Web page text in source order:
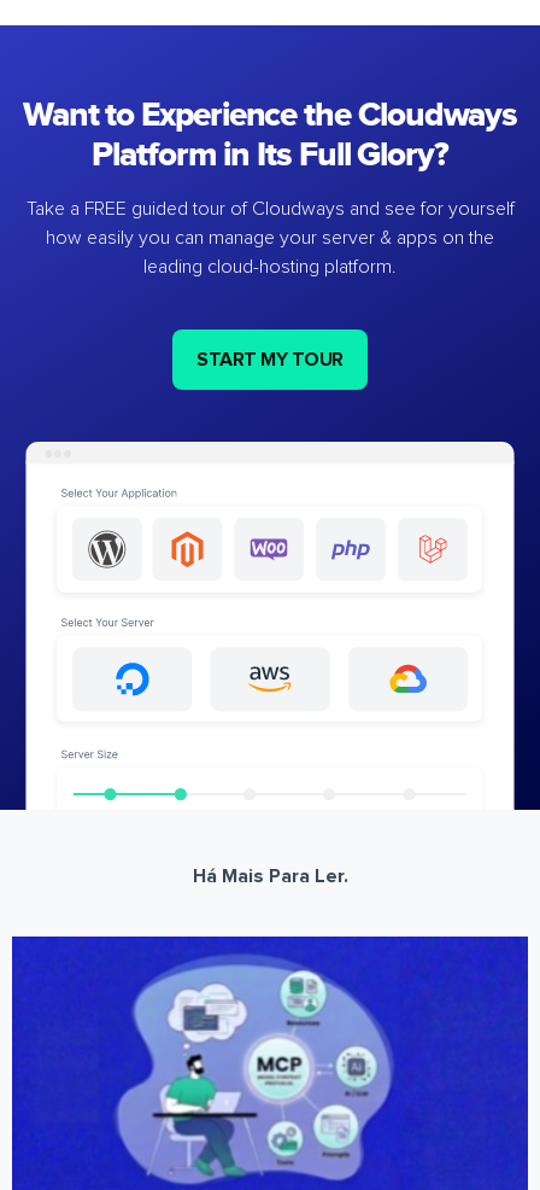
Want to Experience the Cloudways
Platform in Its Full Glory?
Take a FREE guided tour of Cloudways and see for yourself
how easily you can manage your server & apps on the
leading cloud-hosting platform.
START MY TOUR
Há Mais Para Ler.